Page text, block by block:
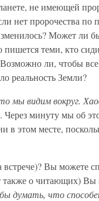
не имеющей
нет пророчества по
Может ли
теми, кто
Возможно ли, чтобы
реальность Земли?
мы видим вокруг.
минуту мы об
в этом месте,
Вы можете
также о читающих) Вы
думать, что